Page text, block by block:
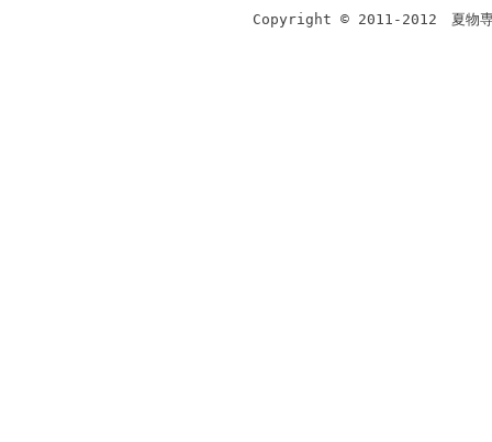
Copyright © 2011-2012 夏物